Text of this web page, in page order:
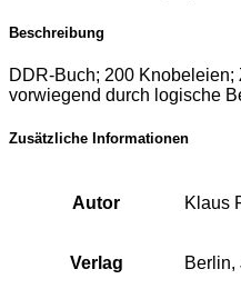
Beschreibung
DDR-Buch; 200
vorwiegend durch logische
Zusätzliche Informationen
Autor Klaus
Verlag Berlin,